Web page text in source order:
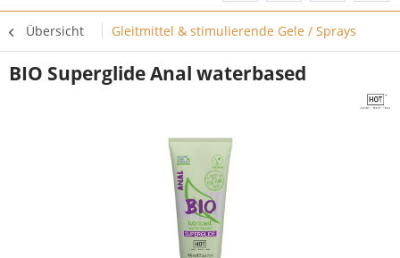
Übersicht Gleitmittel & stimulierende Gele / Sprays
BIO Superglide Anal waterbased